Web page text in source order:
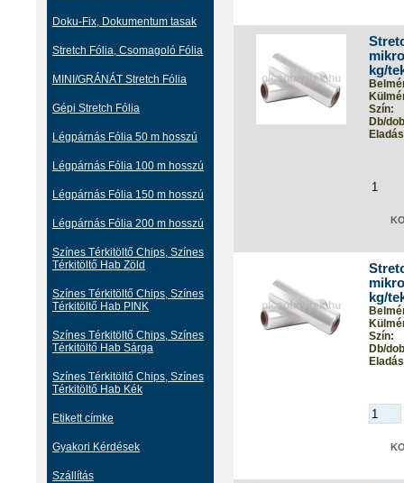
Doku-Fix, Dokumentum tasak
Stretch Fólia, Csomagoló Fólia
MINI/GRÁNÁT Stretch Fólia
Gépi Stretch Fólia
Légpárnás Fólia 50 m hosszú
Légpárnás Fólia 100 m hosszú
Légpárnás Fólia 150 m hosszú
Légpárnás Fólia 200 m hosszú
Színes Térkitöltő Chips, Színes
Térkitöltő Hab Zöld
Színes Térkitöltő Chips, Színes
Térkitöltő Hab PINK
Színes Térkitöltő Chips, Színes
Térkitöltő Hab Sárga
Színes Térkitöltő Chips, Színes
Térkitöltő Hab Kék
Etikett címke
Gyakori Kérdések
Szállítás
kg/
Szín:
Db/
kg/
Szín:
Db/